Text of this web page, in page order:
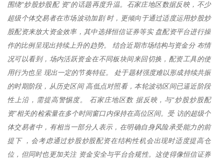
围绕“炒股炒股配 资”的话题再度升温。石家庄地区数据反映，不少
超级个体交易者在市场波动加剧 时，更倾向于通过适度运用炒股炒
股配资来放大资金效率，其中选择恒信证券等实 盘配资平台进行操
作的比例呈现出持续上升的趋势。 结合近期市场结构与资金分 布情
况可以看到，场内活跃资金在不同板块间来回切换，配资工具的使
用行为也呈 现出一定的节奏特征。 处于题材强度难以形成持续共振
的时期阶段，从历史区间 高低点对照看，本轮波动区间已逼近阶段
性上沿，需提高警惕度。 石家庄地区数 据反映，与“炒股炒股配
资”相关的检索量在多个时间窗口内保持在高位区间。受 访的超级个
体交易者中，有相当一部分人表示，在明确自身风险承受能力的前
提下 ，会考虑通过炒股炒股配资在结构性机会出现时适度提高仓
位，但同时也更加关注 资金安全与平台合规性。这使得像恒信证券